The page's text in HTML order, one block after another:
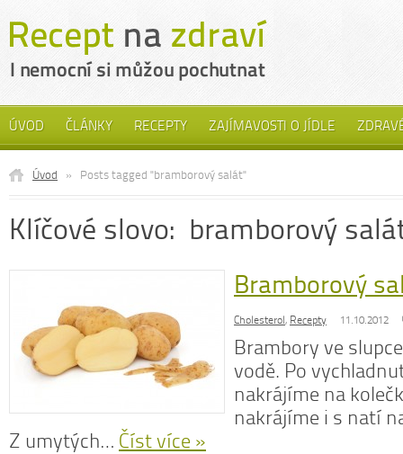
ÚVOD ČLÁNKY RECEPTY ZAJÍMAVOSTI O JÍDLE
Úvod » Posts tagged "bramborový salát"
Klíčové slovo: bramborový
Bramborový
Cholesterol, Recepty 11.10.2012
Brambory ve
vodě. Po
nakrájíme na
nakrájíme i s natí
Z umytých… Číst více »